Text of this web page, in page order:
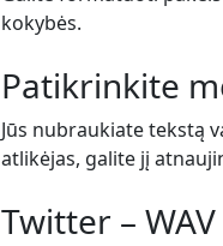
kokybės.
Patikrinkite
Jūs nubraukiate tekstą
atlikėjas, galite jį
Twitter – WAV